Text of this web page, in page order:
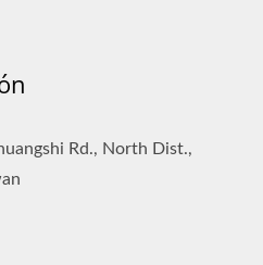
Rd., North Dist.,